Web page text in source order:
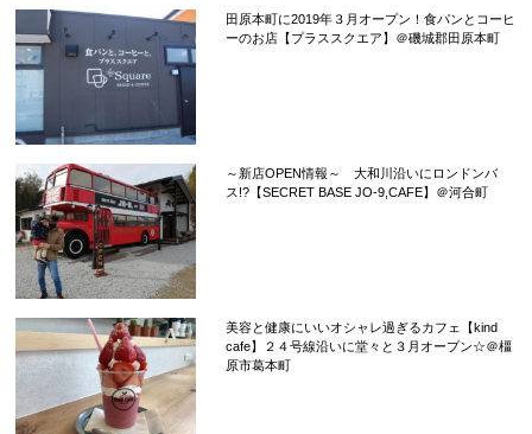
田原本町に2019年３月オープン！食パンとコーヒ
ーのお店【プラススクエア】＠磯城郡田原本町
～新店OPEN情報～ 大和川沿いにロンドンバ
ス!?【SECRET BASE JO-9,CAFE】＠河合町
美容と健康にいいオシャレ過ぎるカフェ【kind
cafe】２４号線沿いに堂々と３月オープン☆＠橿
原市葛本町